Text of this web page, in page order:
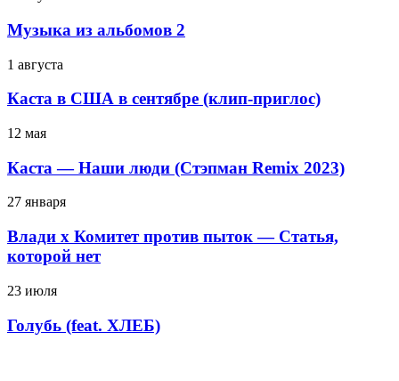
Музыка из альбомов 2
1 августа
Каста в США в сентябре (клип-приглос)
12 мая
Каста — Наши люди (Стэпман Remix 2023)
27 января
Влади х Комитет против пыток — Статья,
которой нет
23 июля
Голубь (feat. ХЛЕБ)